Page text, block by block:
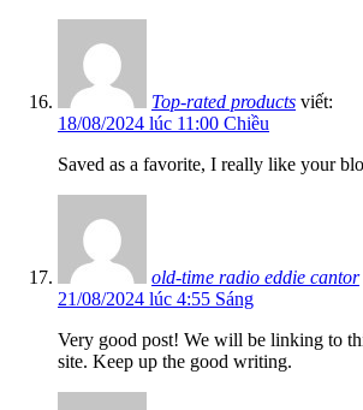
Top-rated products viết:
18/08/2024 lúc 11:00 Chiều
Saved as a favorite, I really like your
old-time radio eddie cantor
21/08/2024 lúc 4:55 Sáng
Very good post! We will be linking to
site. Keep up the good writing.